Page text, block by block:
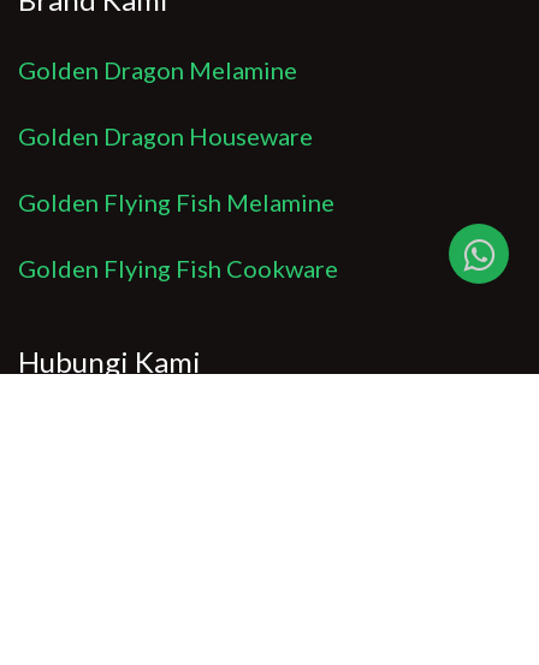
Golden Dragon Melamine
Golden Dragon Houseware
Golden Flying Fish Melamine
Golden Flying Fish Cookware
Hubungi Kami